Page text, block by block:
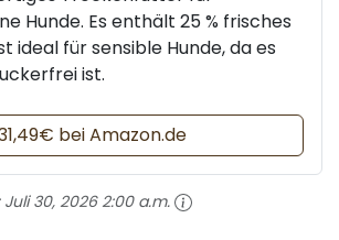
Hunde. Es enthält 25 % frisches
ideal für sensible Hunde, da es
ist.
bei Amazon.de
Juli 30, 2026 2:00 a.m.